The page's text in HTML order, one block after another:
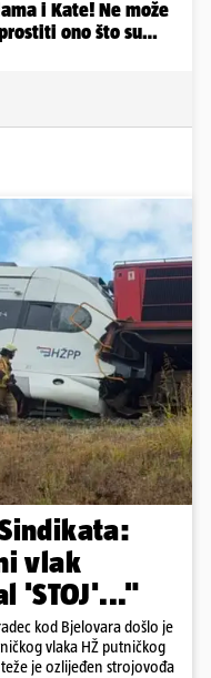
vlak
'STOJ'..."
kod Bjelovara došlo je
vlaka HŽ putničkog
je ozlijeđen strojovođa